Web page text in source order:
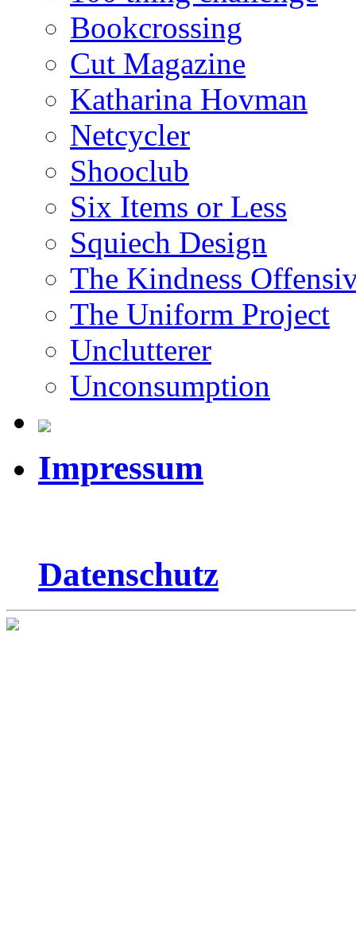
Bookcrossing
Cut Magazine
Katharina Hovman
Netcycler
Shooclub
Six Items or Less
Squiech Design
The Kindness
The Uniform Project
Unclutterer
Unconsumption
Impressum
Datenschutz